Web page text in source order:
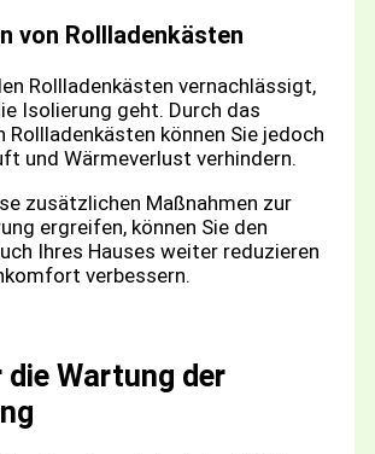
von Rollladenkästen
Rollladenkästen vernachlässigt,
Isolierung geht. Durch das
Rollladenkästen können Sie jedoch
und Wärmeverlust verhindern.
zusätzlichen Maßnahmen zur
ergreifen, können Sie den
Ihres Hauses weiter reduzieren
verbessern.
Wartung der